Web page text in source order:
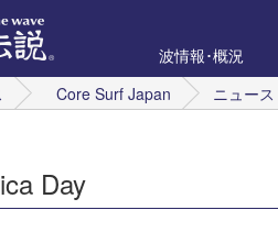
波情報･概況
Core Surf Japan ニュース
Day